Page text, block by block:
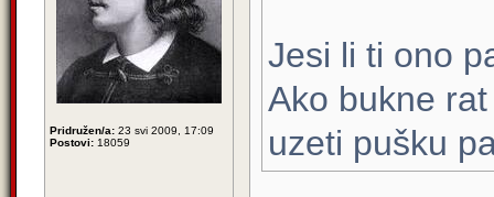
Pridružen/a: 23 svi 2009, 17:09
Postovi: 18059
Jesi li ti ono
Ako bukne
uzeti pušku